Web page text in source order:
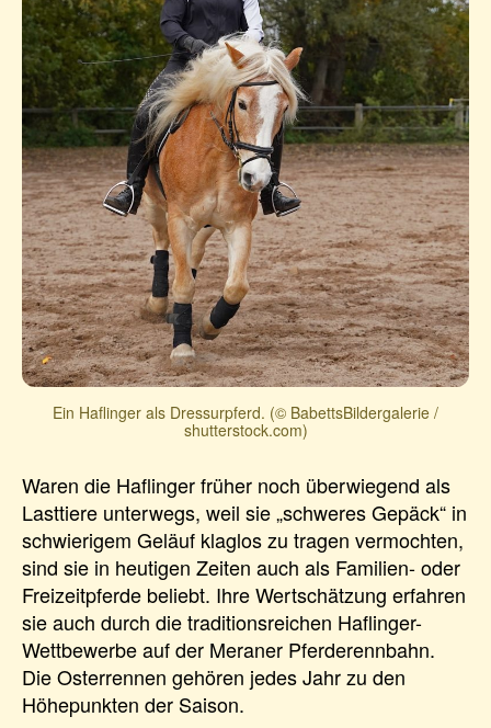
Ein Haflinger als Dressurpferd. (© BabettsBildergalerie /
shutterstock.com)
Waren die Haflinger früher noch überwiegend als
Lasttiere unterwegs, weil sie „schweres Gepäck“ in
schwierigem Geläuf klaglos zu tragen vermochten,
sind sie in heutigen Zeiten auch als Familien- oder
Freizeitpferde beliebt. Ihre Wertschätzung erfahren
sie auch durch die traditionsreichen Haflinger-
Wettbewerbe auf der Meraner Pferderennbahn.
Die Osterrennen gehören jedes Jahr zu den
Höhepunkten der Saison.